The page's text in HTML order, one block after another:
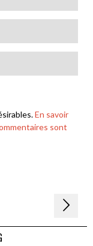
En savoir
sont